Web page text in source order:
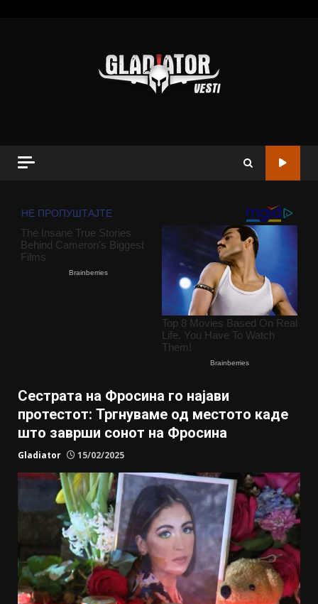
Сестрата на Фросина го најави
протестот: Тргнуваме од местото каде
што заврши сонот на Фросина
Gladiator 15/02/2025